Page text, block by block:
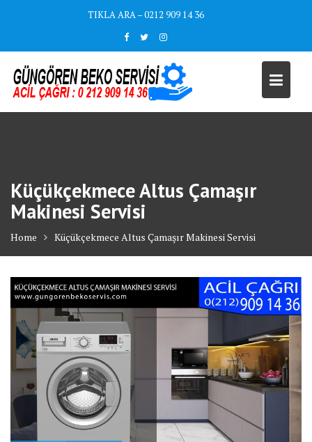
TIKLA ARA – 0212 909 14 36
Küçükçekmece Altus Çamaşır
Makinesi Servisi
Home Küçükçekmece Altus Çamaşır Makinesi Servisi